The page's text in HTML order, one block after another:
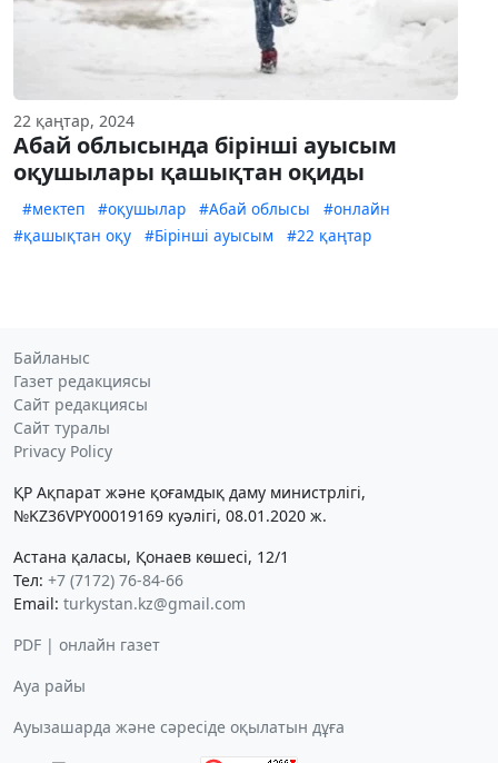
22 қаңтар, 2024
Абай облысында бірінші ауысым
оқушылары қашықтан оқиды
#мектеп #оқушылар #Абай облысы
#онлайн
#қашықтан оқу
#Бірінші ауысым #22 қаңтар
Байланыс
Газет редакциясы
Сайт редакциясы
Сайт туралы
Privacy Policy
ҚР Ақпарат және қоғамдық даму министрлігі,
№KZ36VPY00019169 куәлігі, 08.01.2020 ж.
Астана қаласы, Қонаев көшесі, 12/1
Тел: +7 (7172) 76-84-66
Email: turkystan.kz@gmail.com
PDF | онлайн газет
Ауа райы
Ауызашарда және сәресіде оқылатын дұға